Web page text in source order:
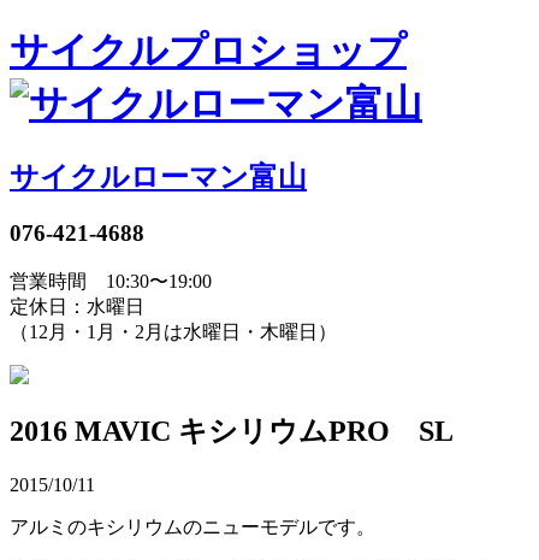
サイクルプロショップ
サイクルローマン富山
076-421-4688
営業時間 10:30〜19:00
定休日：水曜日
（12月・1月・2月は水曜日・木曜日）
2016 MAVIC キシリウムPRO SL
2015/10/11
アルミのキシリウムのニューモデルです。